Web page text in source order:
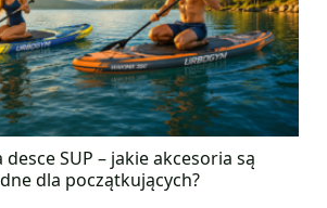
SUP – jakie akcesoria są
dla początkujących?